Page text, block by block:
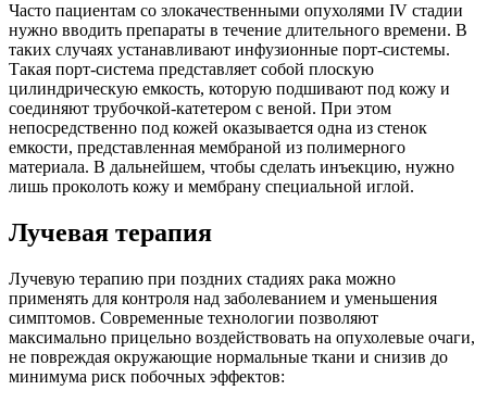
Часто пациентам со злокачественными опухолями IV стадии
нужно вводить препараты в течение длительного времени. В
таких случаях устанавливают инфузионные порт-системы.
Такая порт-система представляет собой плоскую
цилиндрическую емкость, которую подшивают под кожу и
соединяют трубочкой-катетером с веной. При этом
непосредственно под кожей оказывается одна из стенок
емкости, представленная мембраной из полимерного
материала. В дальнейшем, чтобы сделать инъекцию, нужно
лишь проколоть кожу и мембрану специальной иглой.
Лучевая терапия
Лучевую терапию при поздних стадиях рака можно
применять для контроля над заболеванием и уменьшения
симптомов. Современные технологии позволяют
максимально прицельно воздействовать на опухолевые очаги,
не повреждая окружающие нормальные ткани и снизив до
минимума риск побочных эффектов: